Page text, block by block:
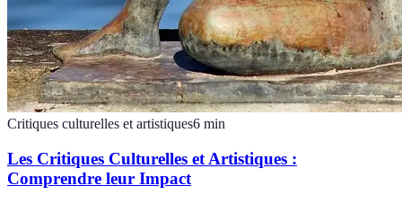
Critiques culturelles et artistiques6 min
Les Critiques Culturelles et Artistiques :
Comprendre leur Impact